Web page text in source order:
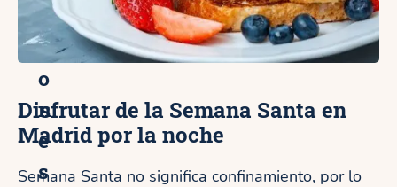
r
b
o
n
e
s
Disfrutar de la Semana Santa en
Madrid por la noche
Semana Santa no significa confinamiento, por lo